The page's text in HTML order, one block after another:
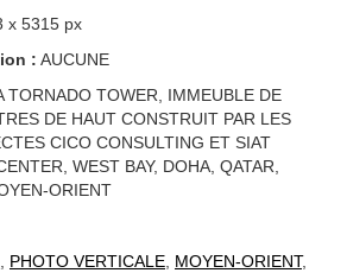
x 5315 px
: AUCUNE
TORNADO TOWER, IMMEUBLE DE
DE HAUT CONSTRUIT PAR LES
CICO CONSULTING ET SIAT
WEST BAY, DOHA, QATAR,
ORIENT
, PHOTO VERTICALE, MOYEN-ORIENT,